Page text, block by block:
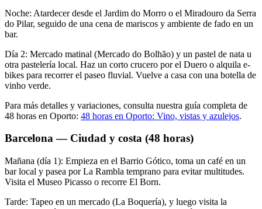
Noche: Atardecer desde el Jardim do Morro o el Miradouro da Serra
do Pilar, seguido de una cena de mariscos y ambiente de fado en un
bar.
Día 2: Mercado matinal (Mercado do Bolhão) y un pastel de nata u
otra pastelería local. Haz un corto crucero por el Duero o alquila e-
bikes para recorrer el paseo fluvial. Vuelve a casa con una botella de
vinho verde.
Para más detalles y variaciones, consulta nuestra guía completa de
48 horas en Oporto: 48 horas en Oporto: Vino, vistas y azulejos.
Barcelona — Ciudad y costa (48 horas)
Mañana (día 1): Empieza en el Barrio Gótico, toma un café en un
bar local y pasea por La Rambla temprano para evitar multitudes.
Visita el Museo Picasso o recorre El Born.
Tarde: Tapeo en un mercado (La Boquería), y luego visita la